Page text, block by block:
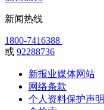
新闻热线
1800-7416388
或 92288736
新报业媒体网站
网络条款
个人资料保护声明